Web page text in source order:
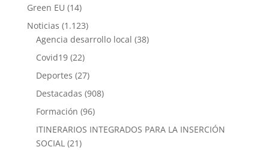
Green EU (14)
Noticias (1.123)
Agencia desarrollo local (38)
Covid19(22)
Deportes (27)
Destacadas (908)
Formación (96)
ITINERARIOS INTEGRADOS PARA LA INSERCIÓN
SOCIAL(21)